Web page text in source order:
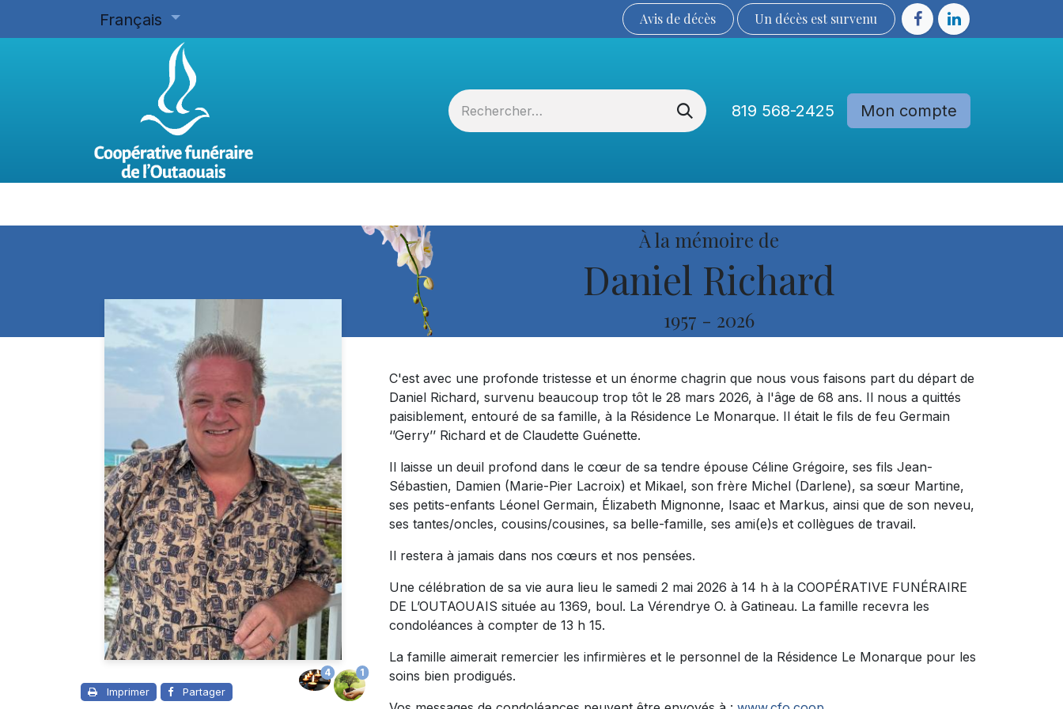
Français Avis de décès Un décès est sur​​​​​​​​ve​nu​​​​​​​​​​
819 568-2425 Mon compte
À la mémoire de
Daniel Richard
1957 - 2026
Imprimer Partager
4 1
C'est avec une profonde tristesse et un énorme chagrin que nous vous faisons part du départ de
Daniel Richard, survenu beaucoup trop tôt le 28 mars 2026, à l'âge de 68 ans. Il nous a quittés
paisiblement, entouré de sa famille, à la Résidence Le Monarque. Il était le fils de feu Germain
‘’Gerry’’ Richard et de Claudette Guénette.
Il laisse un deuil profond dans le cœur de sa tendre épouse Céline Grégoire, ses fils Jean-
Sébastien, Damien (Marie-Pier Lacroix) et Mikael, son frère Michel (Darlene), sa sœur Martine,
ses petits-enfants Léonel Germain, Élizabeth Mignonne, Isaac et Markus, ainsi que de son neveu,
ses tantes/oncles, cousins/cousines, sa belle-famille, ses ami(e)s et collègues de travail.
Il restera à jamais dans nos cœurs et nos pensées.
Une célébration de sa vie aura lieu le samedi 2 mai 2026 à 14 h à la COOPÉRATIVE FUNÉRAIRE
DE L’OUTAOUAIS située au 1369, boul. La Vérendrye O. à Gatineau. La famille recevra les
condoléances à compter de 13 h 15.
La famille aimerait remercier les infirmières et le personnel de la Résidence Le Monarque pour les
soins bien prodigués.